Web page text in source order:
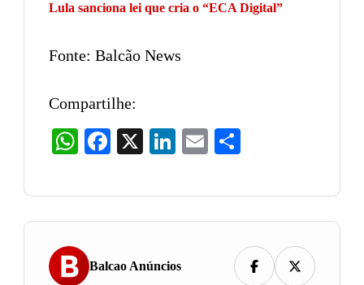
Lula sanciona lei que cria o “ECA Digital”
Fonte: Balcão News
Compartilhe:
WhatsAppFacebook LinkedIn
Email
Balcao Anúncios